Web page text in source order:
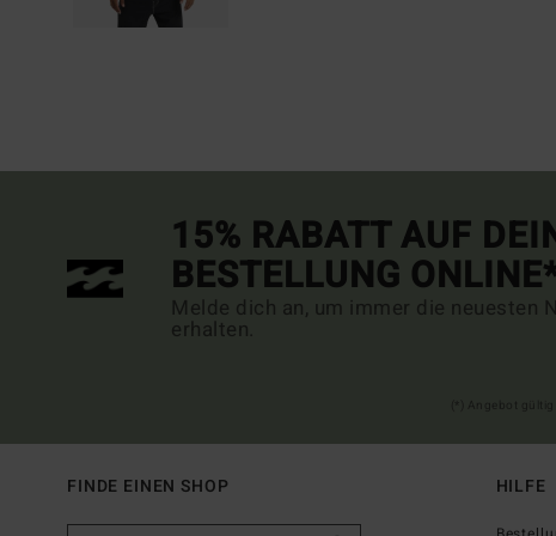
15% RABATT AUF
BESTELLUNG
Melde dich an, um immer die neuesten
erhalten.
FINDE EINEN SHOP HILFE